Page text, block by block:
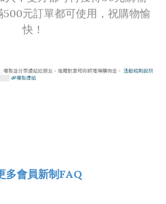
元訂單都可使用，祝購物愉
快！
多會員新制FAQ